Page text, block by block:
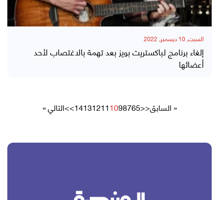
السبت, 10 ديسمبر, 2022
إلغاء برنامج لباكستريت بويز بعد تهمة بالاغتصاب لأحد
أعضائها
« السابق<<
5
6
7
8
9
10
11
12
13
14
>>التالي »